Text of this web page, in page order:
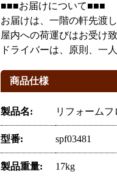
■■■お届けについて■■■
お届けは、一階の軒先渡
屋内への荷運びはお受け
ドライバーは、原則、一
商品仕様
製品名: リフォーム
型番: spf03481
製品重量: 17kg